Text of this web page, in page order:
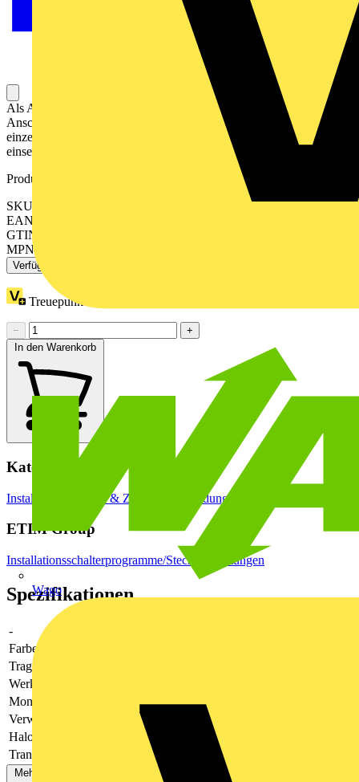
Wago
Als Abdeckung für Leitungsauslass. Mit Zugentlastung (ohne
Anschlussklemmenblock). Mit Spreizbefestigung Zentralscheibe
einzeln auch als Abdeckung für Telefonverbinderdosen (VDo)
einsetzbar. Designlinie: Busch-balance® SI
Produktkennzeichen
SKU: 2CKA001710A4256
EAN: 4011395360897
GTIN: 4011395360897
MPN: 2527-915
Verfügbar: 3 Händler
Treuepunkte:
−
+
In den Warenkorb
Kategorien
Installationsmaterial & Zubehör Verbindungsdosen
ETIM Group
Installationsschalterprogramme/Steckvorrichtungen
Spezifikationen
-
Farbe
Tragring
Werkstoff
Montageart
Verwendung
Leitungsauslass
Halogenfrei
Transparent
Mehr anzeigen